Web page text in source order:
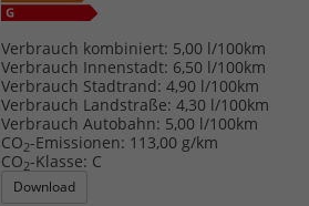
Verbrauch kombiniert: 5,00 l/100km
Verbrauch Innenstadt: 6,50 l/100km
Verbrauch Stadtrand: 4,90 l/100km
Verbrauch Landstraße: 4,30 l/100km
Verbrauch Autobahn: 5,00 l/100km
CO2-Emissionen: 113,00 g/km
CO2-Klasse: C
Download